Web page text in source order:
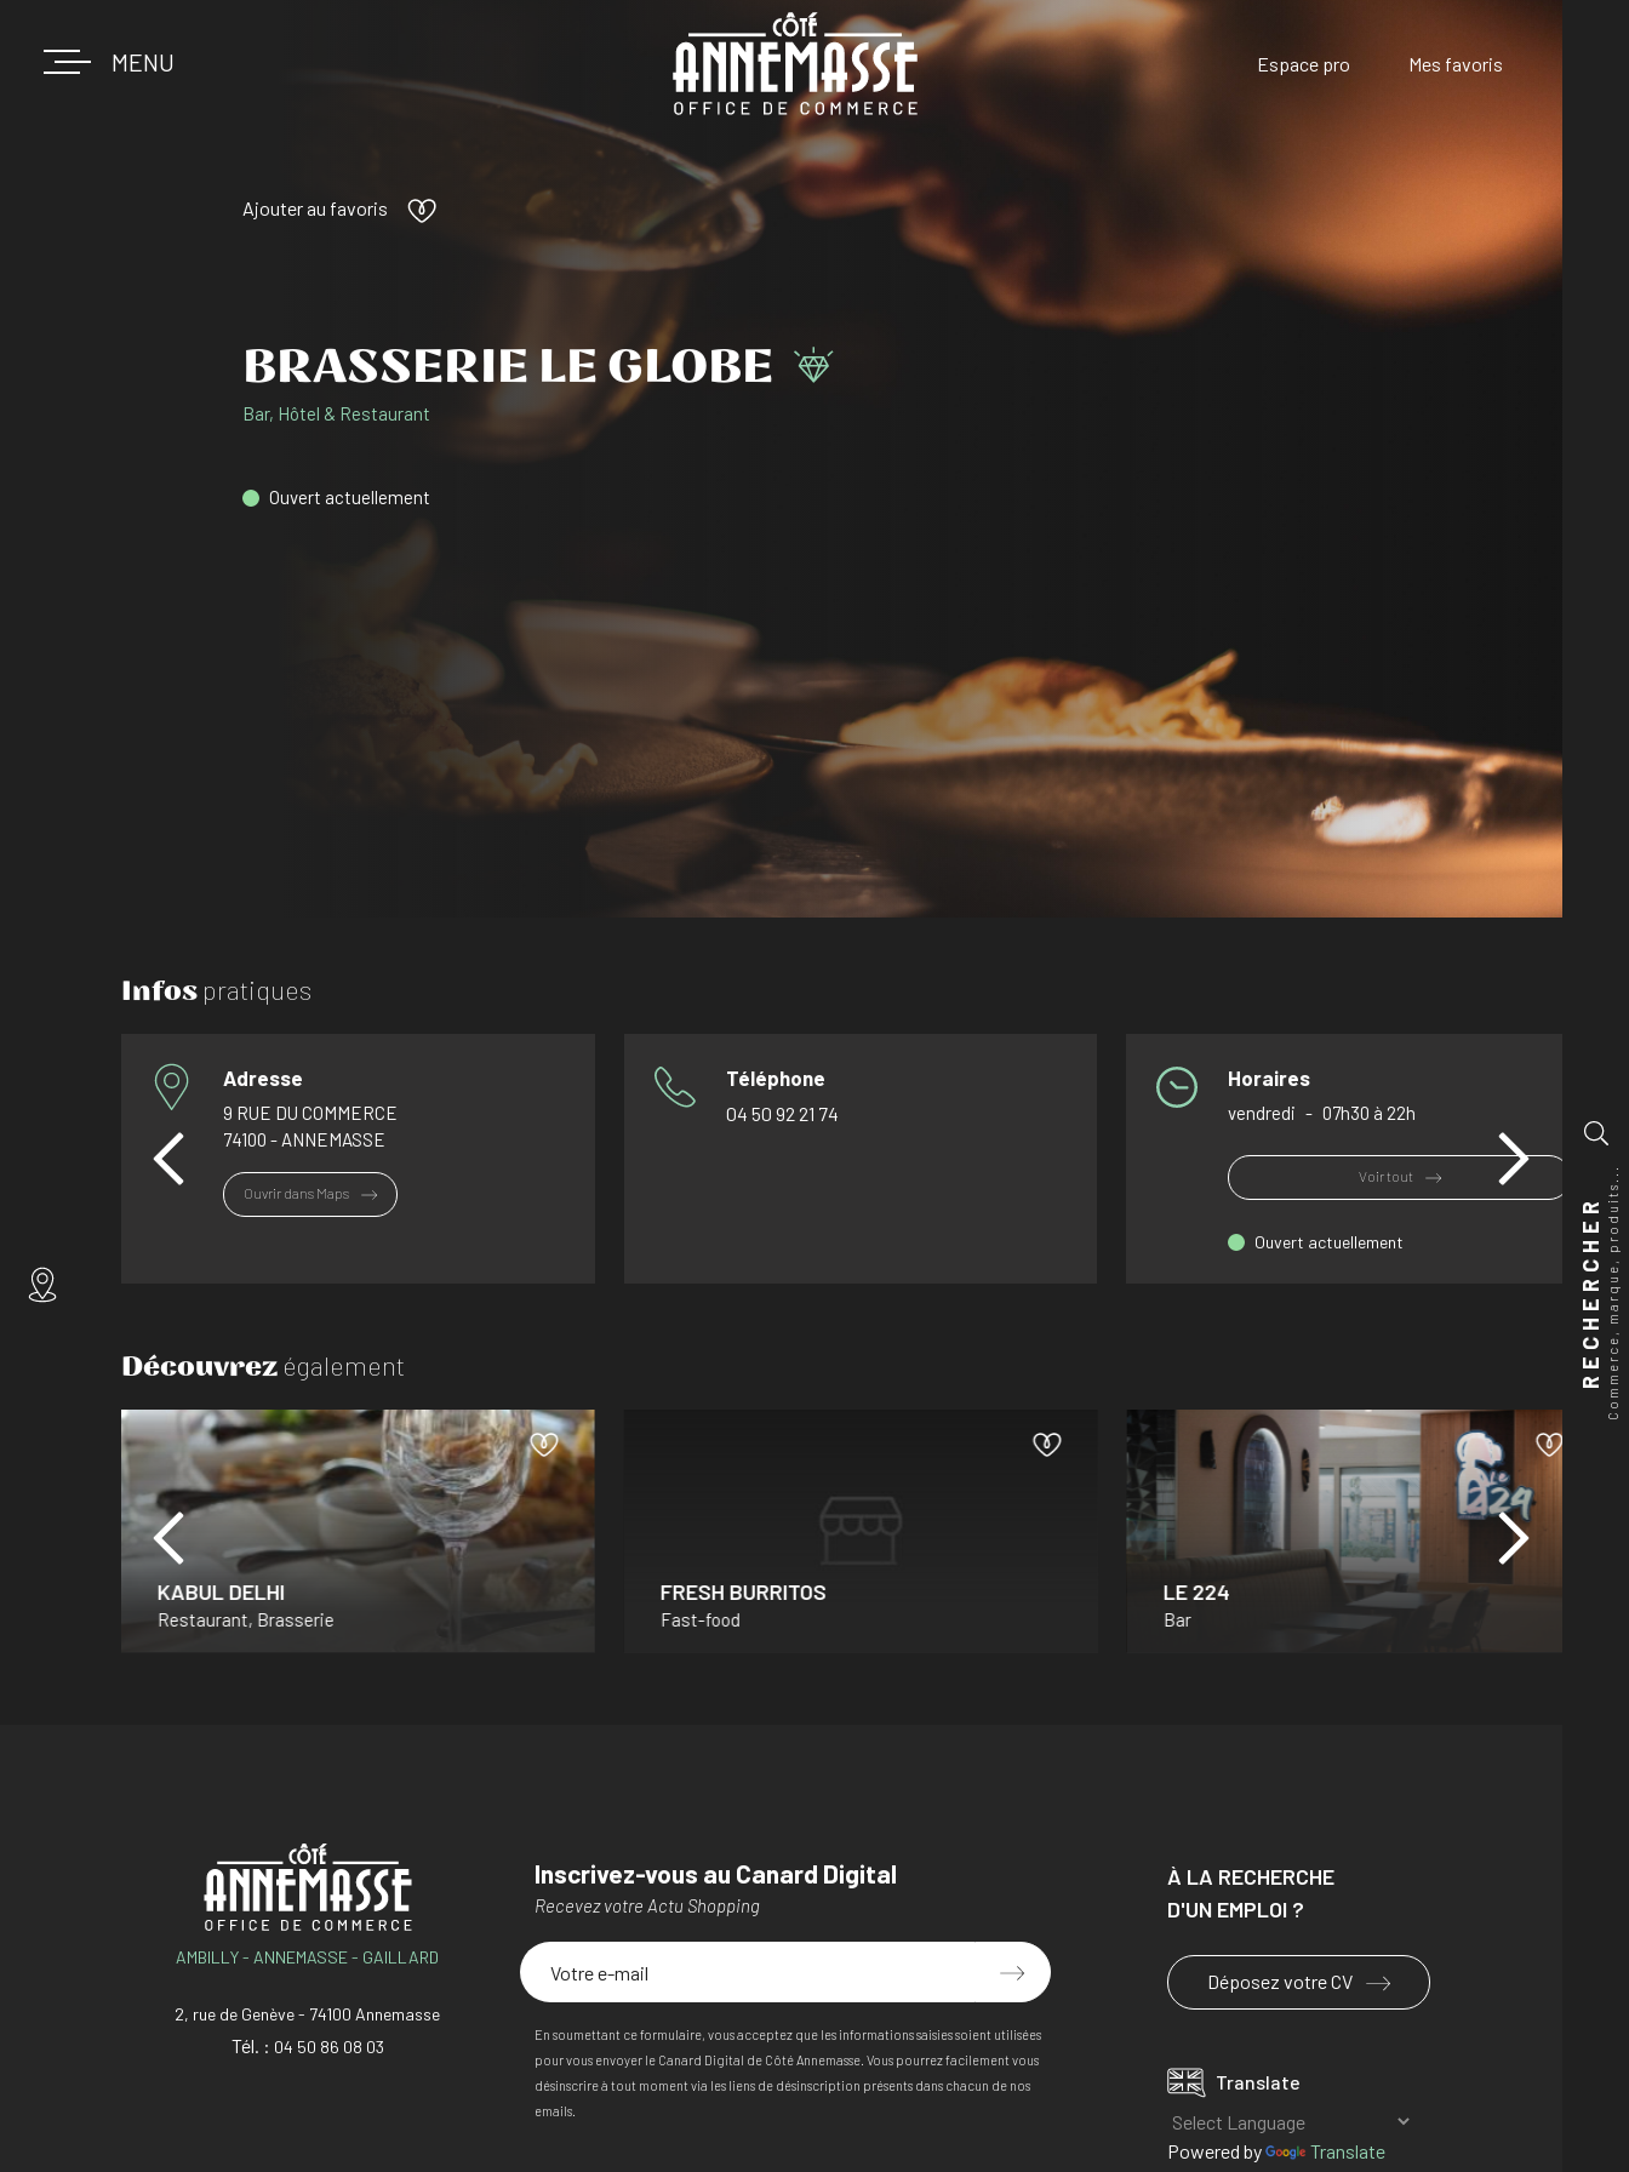
RECHERCHERCommerce, marque, produits...
MENU Espace pro Mes favoris
Ajouter au favoris
BRASSERIE LE GLOBE
Bar, Hôtel & Restaurant
Ouvert actuellement
Infos pratiques
Adresse
9 RUE DU COMMERCE
74100 - ANNEMASSE
Ouvrir dans Maps
Téléphone
04 50 92 21 74
Horaires
vendredi - 07h30 à 22h
Voir tout
Ouvert actuellement
Découvrez également
KABUL DELHI
Restaurant, Brasserie
FRESH BURRITOS
Fast-food
LE 224
Bar
AMBILLY - ANNEMASSE - GAILLARD
2, rue de Genève - 74100 Annemasse
Tél. : 04 50 86 08 03
Inscrivez-vous au Canard Digital
Recevez votre Actu Shopping
En soumettant ce formulaire, vous acceptez que les informations saisies soient utilisées
pour vous envoyer le Canard Digital de Côté Annemasse. Vous pourrez facilement vous
désinscrire à tout moment via les liens de désinscription présents dans chacun de nos
emails.
À LA RECHERCHE
D'UN EMPLOI ?
Déposez votre CV
Translate
Powered by Translate